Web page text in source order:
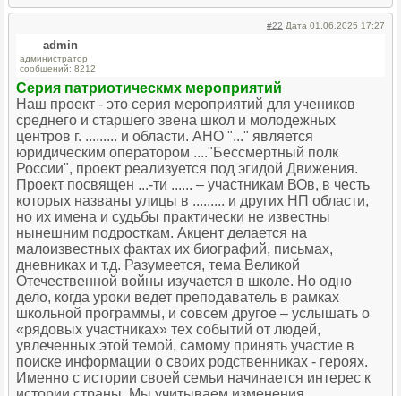
#22 Дата 01.06.2025 17:27
admin
администратор
сообщений: 8212
Серия патриотическмх мероприятий
Наш проект - это серия мероприятий для учеников
среднего и старшего звена школ и молодежных
центров г. ......... и области. АНО "..." является
юридическим оператором ...."Бессмертный полк
России", проект реализуется под эгидой Движения.
Проект посвящен ...-ти ...... – участникам ВОв, в честь
которых названы улицы в ......... и других НП области,
но их имена и судьбы практически не известны
нынешним подросткам. Акцент делается на
малоизвестных фактах их биографий, письмах,
дневниках и т.д. Разумеется, тема Великой
Отечественной войны изучается в школе. Но одно
дело, когда уроки ведет преподаватель в рамках
школьной программы, и совсем другое – услышать о
«рядовых участниках» тех событий от людей,
увлеченных этой темой, самому принять участие в
поиске информации о своих родственниках - героях.
Именно с истории своей семьи начинается интерес к